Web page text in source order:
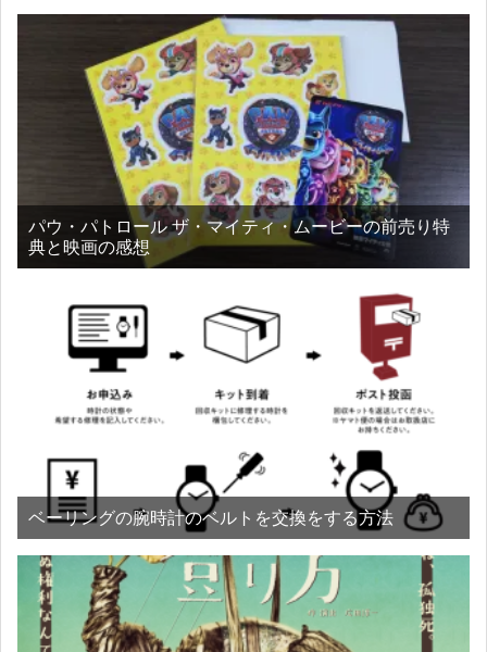
パウ・パトロール ザ・マイティ・ムービーの前売り特
典と映画の感想
ベーリングの腕時計のベルトを交換をする方法